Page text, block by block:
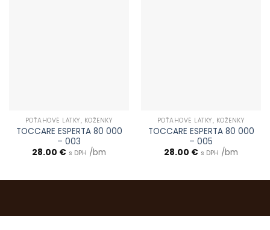
POŤAHOVÉ LÁTKY, KOŽENKY
TOCCARE ESPERTA 80 000
– 003
28.00 € s DPH /bm
POŤAHOVÉ LÁTKY, KOŽENKY
TOCCARE ESPERTA 80 000
– 005
28.00 € s DPH /bm